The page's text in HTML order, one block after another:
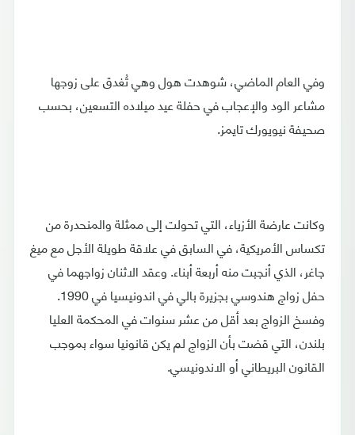
وفي العام الماضي، شوهدت هول وهي تُغدق على زوجها
مشاعر الود والإعجاب في حفلة عيد ميلاده التسعين، بحسب
صحيفة نيويورك تايمز.
وكانت عارضة الأزياء، التي تحولت إلى ممثلة والمنحدرة من
تكساس الأمريكية، في السابق في علاقة طويلة الأجل مع ميغ
جاغر، الذي أنجبت منه أربعة أبناء. وعقد الاثنان زواجهما في
حفل زواج هندوسي بجزيرة بالي في اندونيسيا في 1990.
وفسخ الزواج بعد أقل من عشر سنوات في المحكمة العليا
بلندن، التي قضت بأن الزواج لم يكن قانونيا سواء بموجب
القانون البريطاني أو الاندونيسي.